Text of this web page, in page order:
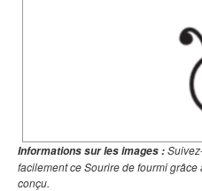
Informations sur les images :
facilement ce Sourire de fourmi
conçu.